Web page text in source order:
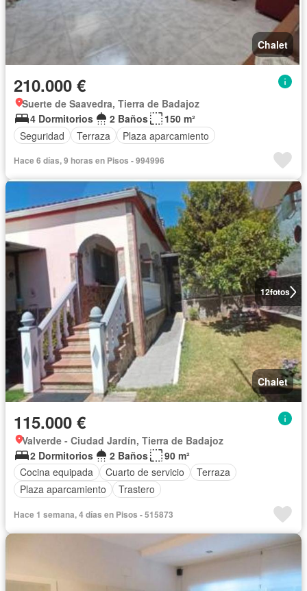
Chalet
210.000 €
Suerte de Saavedra, Tierra de Badajoz
4 Dormitorios
2 Baños
150 m²
Seguridad
Terraza Plaza aparcamiento
Hace 6 días, 9 horas en Pisos - 994996
12fotos
Chalet
115.000 €
Valverde - Ciudad Jardín, Tierra de Badajoz
2 Dormitorios
2 Baños
90 m²
Cocina equipada
Cuarto de servicio
Terraza
Plaza aparcamiento
Trastero
Hace 1 semana, 4 días en Pisos - 515873